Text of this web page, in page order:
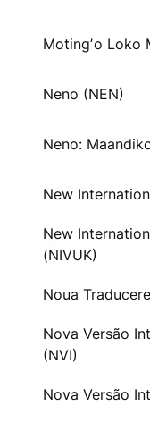
Motingʼo Loko
Neno (NEN)
Neno:
New
New
(NIVUK)
Noua
Nova Versão
(NVI)
Nova Versão